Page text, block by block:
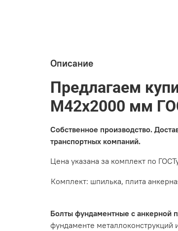
Описание
Предлагаем
М42х2000 мм
Собственное производство.
транспортных компаний.
Цена указана за комплект по
Комплект: шпилька, плита
Болты фундаментные с анкерной
фундаменте металлоконструкций